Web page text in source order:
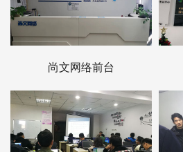
尚文网络前台